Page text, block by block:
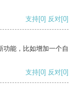
支持[0] 反对[0]
功能，比如增加一个自
支持[0] 反对[0]